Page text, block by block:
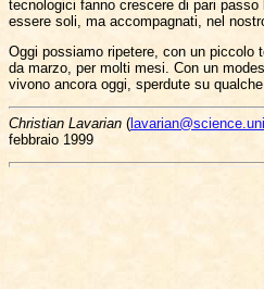
tecnologici fanno crescere di pari
essere soli, ma accompagnati, nel
Oggi possiamo ripetere, con un piccolo
da marzo, per molti mesi. Con un
vivono ancora oggi, sperdute su
Christian Lavarian (
febbraio 1999